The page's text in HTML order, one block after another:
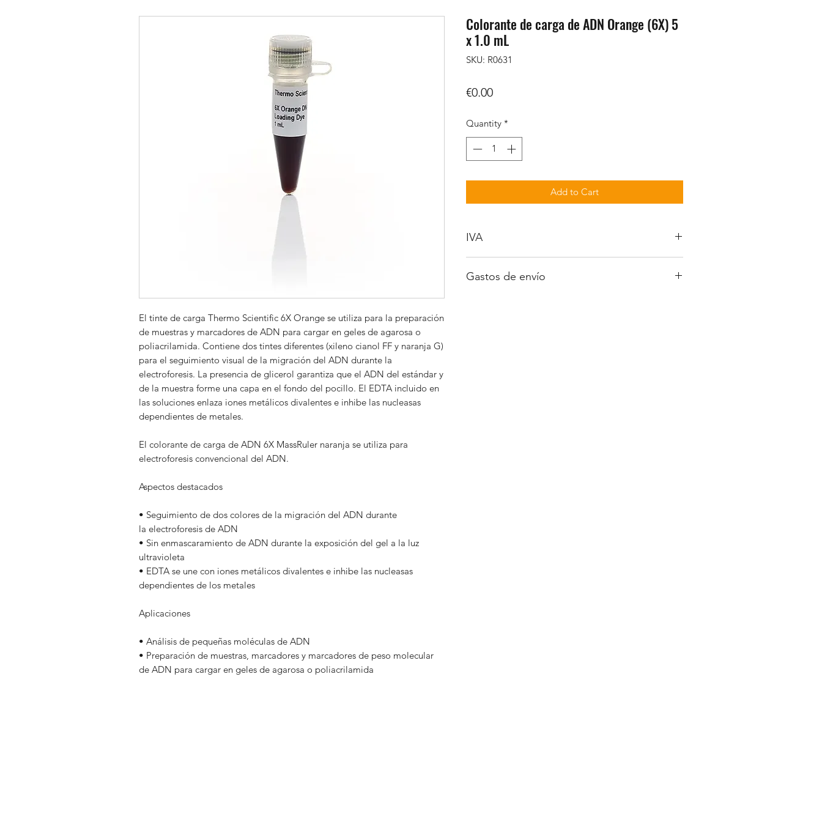
El tinte de carga Thermo Scientific 6X Orange se utiliza para la preparación
de muestras y marcadores de ADN para cargar en geles de agarosa o
poliacrilamida. Contiene dos tintes diferentes (xileno cianol FF y naranja G)
para el seguimiento visual de la migración del ADN durante la
electroforesis. La presencia de glicerol garantiza que el ADN del estándar y
de la muestra forme una capa en el fondo del pocillo. El EDTA incluido en
las soluciones enlaza iones metálicos divalentes e inhibe las nucleasas
dependientes de metales.
El colorante de carga de ADN 6X MassRuler naranja se utiliza para
electroforesis convencional del ADN.
Aspectos destacados
• Seguimiento de dos colores de la migración del ADN durante
la electroforesis de ADN
• Sin enmascaramiento de ADN durante la exposición del gel a la luz
ultravioleta
• EDTA se une con iones metálicos divalentes e inhibe las nucleasas
dependientes de los metales
Aplicaciones
• Análisis de pequeñas moléculas de ADN
• Preparación de muestras, marcadores y marcadores de peso molecular
de ADN para cargar en geles de agarosa o poliacrilamida
Colorante de carga de ADN Orange (6X) 5
x 1.0 mL
SKU: R0631
€0.00Price
Quantity *
Add to Cart
IVA
Gastos de envío